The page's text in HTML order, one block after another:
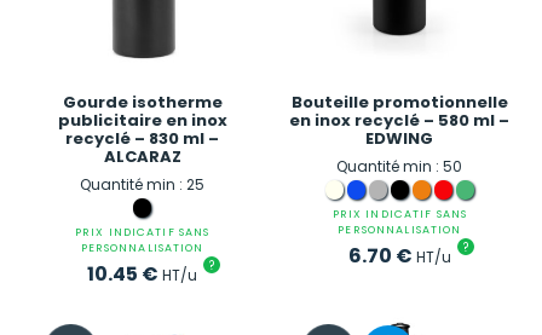
Gourde isotherme
publicitaire en inox
recyclé – 830 ml –
ALCARAZ
Quantité min : 25
PRIX INDICATIF SANS
PERSONNALISATION
10.45 € HT/u ?
Bouteille promotionnelle
en inox recyclé – 580 ml –
EDWING
Quantité min : 50
PRIX INDICATIF SANS
PERSONNALISATION
6.70 € HT/u ?